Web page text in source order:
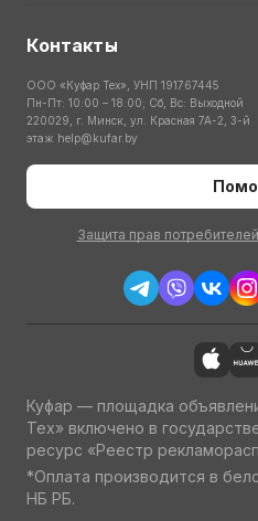
Контакты
ООО «Куфар Тех», УНП 191767445
Пн-Пт: 10:00 – 18:00; Сб, Вс: Выходной
220029, г. Минск, ул. Красная 7А-2, 3-й
этаж help@kufar.by
Защита прав
Куфар — площадка
Тех» включено в
ресурс «Реестр
*Оплата производится в
НБ РБ.